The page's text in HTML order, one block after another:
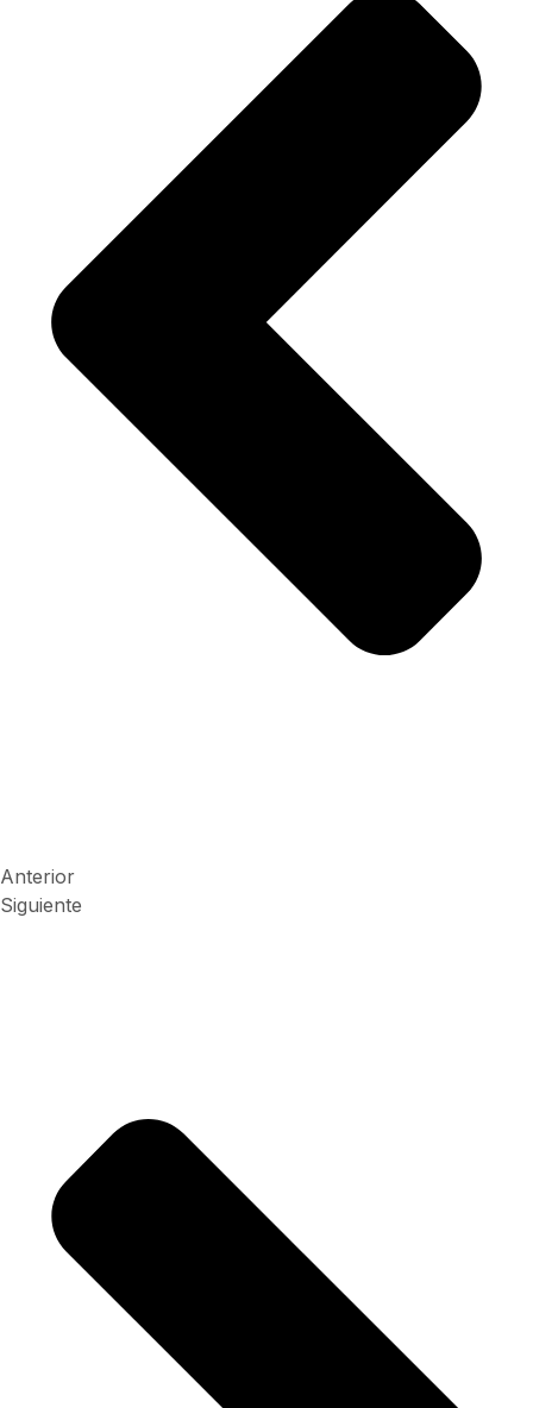
Anterior
Siguiente